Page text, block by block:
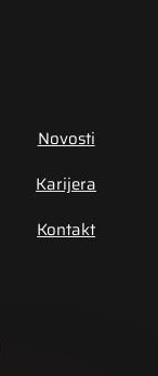
Novosti
Karijera
Kontakt